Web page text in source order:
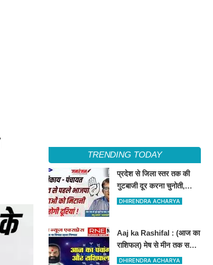
TRENDING TODAY
प्रदेश से जिला स्तर तक की
गुटबाजी दूर करना चुनोती,
नेताओं की आपसी टकराहट
DHIRENDRA ACHARYA
Aaj ka Rashifal : (आज का
राशिफल) मेष से मीन तक सभी
राशिवालों के लिए ऐसा रहेगा
DHIRENDRA ACHARYA